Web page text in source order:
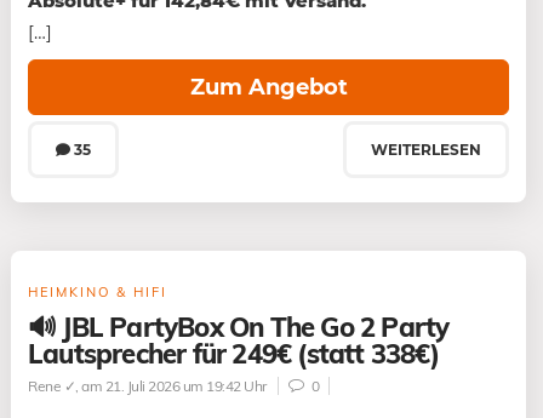
[…]
35
Zum Angebot
WEITERLESEN
HEIMKINO & HIFI
🔊 JBL PartyBox On The Go 2 Party
Lautsprecher für 249€ (statt 338€)
Rene ✓, am 21. Juli 2026 um 19:42 Uhr 0